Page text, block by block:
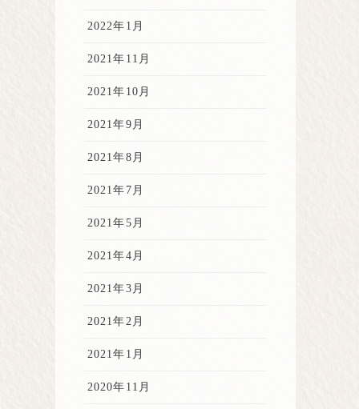
2022年1月
2021年11月
2021年10月
2021年9月
2021年8月
2021年7月
2021年5月
2021年4月
2021年3月
2021年2月
2021年1月
2020年11月